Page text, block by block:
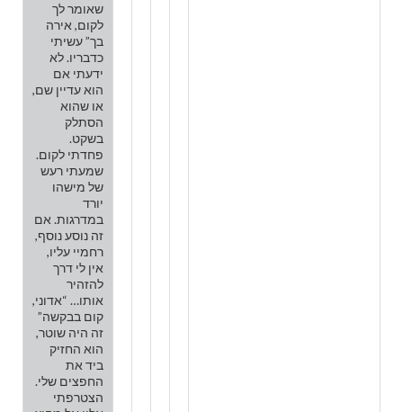
שאומר לך
לקום, אירה
בך” עשיתי
כדבריו. לא
ידעתי אם
הוא עדיין שם,
או שהוא
הסתלק
בשקט.
פחדתי לקום.
שמעתי רעש
של מישהו
יורד
במדרגות. אם
זה נוסע נוסף,
רחמיי עליו,
אין לי דרך
להזהיר
אותו… “אדוני,
קום בבקשה”
זה היה שוטר,
הוא החזיק
ביד את
החפצים שלי.
הצטרפתי